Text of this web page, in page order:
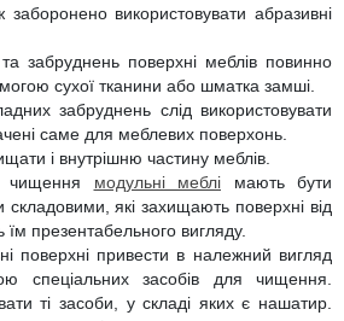
заборонено використовувати абразивні
забруднень поверхні меблів повинно
сухої тканини або шматка замші.
забруднень слід використовувати
саме для меблевих поверхонь.
і внутрішню частину меблів.
чищення модульні меблі мають бути
складовими, які захищають поверхні від
презентабельного вигляду.
поверхні привести в належний вигляд
спеціальних засобів для чищення.
ті засоби, у складі яких є нашатир.